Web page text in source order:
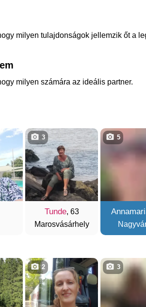
milyen tulajdonságok jellemzik őt a
milyen számára az ideális partner.
Tunde, 63
Marosvásárhely
3 5
2 3